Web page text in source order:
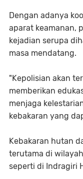
Dengan adanya
aparat keamanan,
kejadian serupa
masa mendatang.
"Kepolisian akan
memberikan
menjaga
kebakaran yang
Kebakaran hutan
terutama di
seperti di Indragiri